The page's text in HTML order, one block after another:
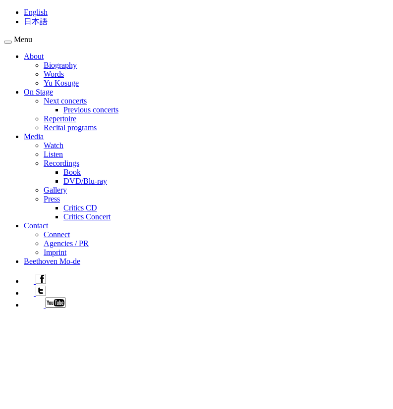
English
日本語
Menu
About
Biography
Words
Yu Kosuge
On Stage
Next concerts
Previous concerts
Repertoire
Recital programs
Media
Watch
Listen
Recordings
Book
DVD/Blu-ray
Gallery
Press
Critics CD
Critics Concert
Contact
Connect
Agencies / PR
Imprint
Beethoven Mo-de